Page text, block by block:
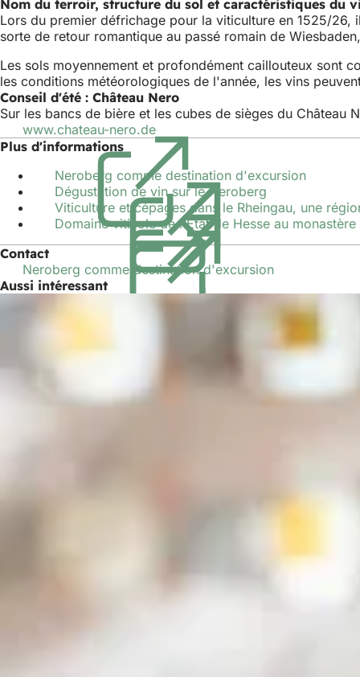
Nom du terroir, structure du sol et caractéristiques du
Lors du premier défrichage pour la viticulture en 1525/26,
sorte de retour romantique au passé romain de
Les sols moyennement et profondément caillouteux sont
les conditions météorologiques de l'année, les vins
Conseil d'été : Château Nero
Sur les bancs de bière et les cubes de sièges du
www.chateau-nero.de
dans
un
nouvel
onglet)
Plus d'informations
Neroberg comme destination d'excursion
un
nouvel
Dégustation de vin sur le Neroberg
Viticulture et cépages dans le Rheingau, une
Domaine viticole de l'État de Hesse au
Contact
Neroberg comme destination d'excursion
Aussi intéressant